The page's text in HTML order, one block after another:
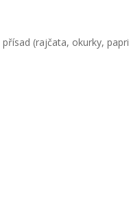
(rajčata, okurky,